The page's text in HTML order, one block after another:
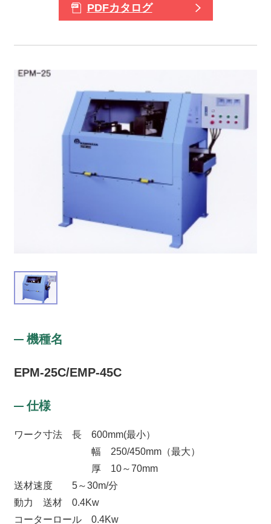
PDFカタログ
機種名
EPM-25C/EMP-45C
仕様
ワーク寸法 長 600mm(最小）
幅 250/450mm（最大）
厚 10～70mm
送材速度 5～30m/分
動力 送材 0.4Kw
コーターロール 0.4Kw